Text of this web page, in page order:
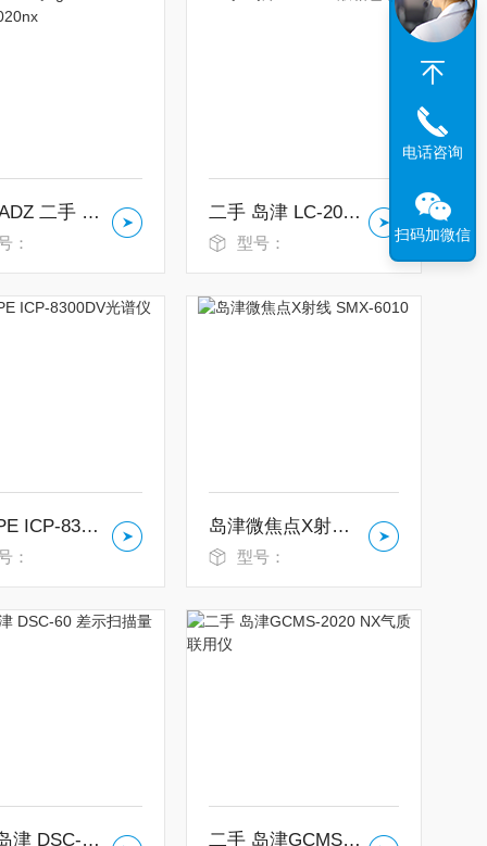
SHIMADZ 二手 gcms-qp2020/2020nx
：
二手 岛津 LC-20A 液相色谱仪
型号：
二手 PE ICP-8300DV光谱仪
：
岛津微焦点X射线 SMX-6010
型号：
二手 岛津 DSC-60 差示扫描量热仪 二手 岛津GCMS-2020 NX气质联用仪
电话咨询
扫码加微信